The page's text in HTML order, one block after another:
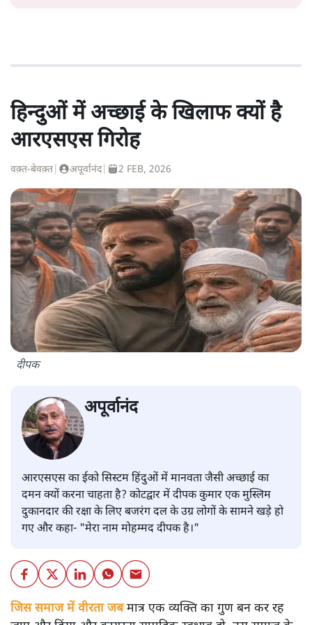
हिन्दुओं में अच्छाई के खिलाफ क्यों है
आरएसएस गिरोह
वक़्त-बेवक़्त अपूर्वानंद| 2 FEB, 2026
दीपक
अपूर्वानंद
आरएसएस का ईको सिस्टम हिंदुओं में मानवता जैसी अच्छाई का
दमन क्यों करना चाहता है? कोटद्वार में दीपक कुमार एक मुस्लिम
दुकानदार की रक्षा के लिए बजरंग दल के उग्र लोगों के सामने खड़े हो
गए और कहा- "मेरा नाम मोहम्मद दीपक है।"
जिस समाज में वीरता जबमात्र एक व्यक्ति का गुण बन कर रह